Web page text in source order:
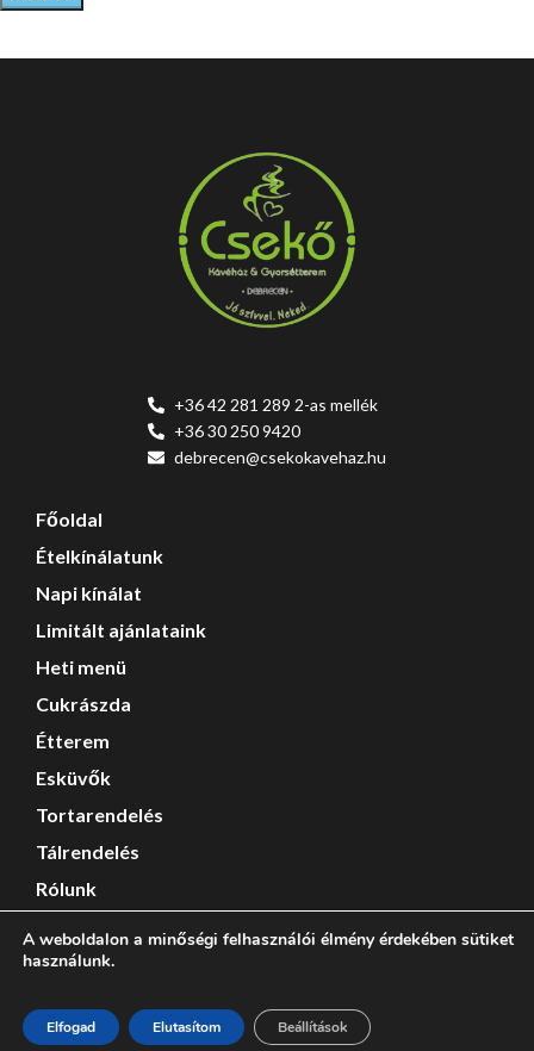
+36 42 281 289 2-as mellék
+36 30 250 9420
debrecen@csekokavehaz.hu
Főoldal
Ételkínálatunk
Napi kínálat
Limitált ajánlataink
Heti menü
Cukrászda
Étterem
Esküvők
Tortarendelés
Tálrendelés
Rólunk
Kapcsolat
A weboldalon a minőségi felhasználói élmény érdekében sütiket
használunk.
Elfogad Elutasítom Beállítások